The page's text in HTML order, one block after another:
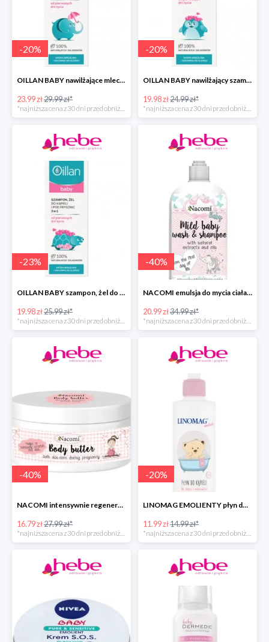
-20%
OILLAN BABY nawilżające mleczko do ciała, 200 ml
23.99 zł29.99 zł*
-20%
OILLAN BABY nawilżający szampon do włosów, 200 ml
19.98 zł24.99 zł*
-23%
OILLAN BABY szampon, żel do kąpieli i pod prysznic, 200 ml
19.98 zł25.99 zł*
*najniższa cena z 30 dni przed obniżką
-40%
NACOMI emulsja do mycia ciała dla dzieci
20.99 zł34.99 zł*
*najniższa cena z 30 dni przed obniżką
-40%
NACOMI intensywnie regenerujące masło do ciała dla kobiet w ciąży
16.79 zł27.99 zł*
*najniższa cena z 30 dni przed obniżką
-20%
LINOMAG EMOLIENTY płyn do kąpieli dla dzieci i niemowląt
11.99 zł14.99 zł*
*najniższa cena z 30 dni przed obniżką